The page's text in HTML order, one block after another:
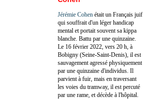
Jérémie Cohen était un Français juif
qui souffrait d'un léger handicap
mental et portait souvent sa kippa
blanche. Battu par une quinzaine.
Le 16 février 2022, vers 20 h, à
Bobigny (Seine-Saint-Denis), il est
sauvagement agressé physiquement
par une quinzaine d'individus. Il
parvient à fuir, mais en traversant
les voies du tramway, il est percuté
par une rame, et décède à l'hôpital.